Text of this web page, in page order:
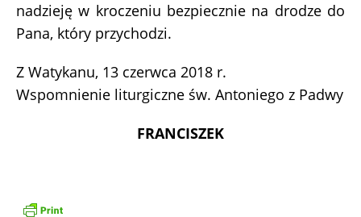
nadzieję w kroczeniu bezpiecznie na drodze do
Pana, który przychodzi.
Z Watykanu, 13 czerwca 2018 r.
Wspomnienie liturgiczne św. Antoniego z Padwy
FRANCISZEK